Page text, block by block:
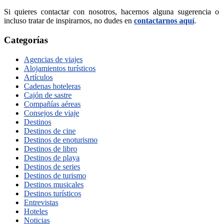
Si quieres contactar con nosotros, hacernos alguna sugerencia o
incluso tratar de inspirarnos, no dudes en contactarnos aquí.
Categorías
Agencias de viajes
Alojamientos turísticos
Artículos
Cadenas hoteleras
Cajón de sastre
Compañías aéreas
Consejos de viaje
Destinos
Destinos de cine
Destinos de enoturismo
Destinos de libro
Destinos de playa
Destinos de series
Destinos de turismo
Destinos musicales
Destinos turísticos
Entrevistas
Hoteles
Noticias